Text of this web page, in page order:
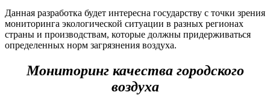
Данная разработка будет интересна государству с точки зрения
мониторинга экологической ситуации в разных регионах
страны и производствам, которые должны придерживаться
определенных норм загрязнения воздуха.
Мониторинг качества городского
воздуха